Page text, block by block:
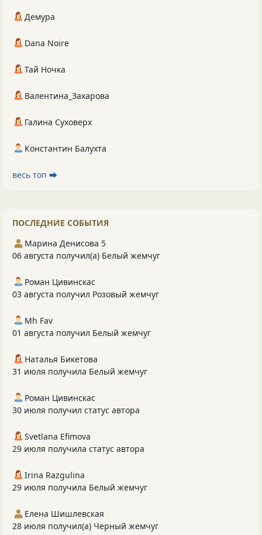
Демура
Dana Noire
Тай Ночка
Валентина_Захарова
Галина Суховерх
Константин Балухта
весь топ ⮕
ПОСЛЕДНИЕ СОБЫТИЯ
Марина Денисова 5
06 августа получил(а) Белый жемчуг
Роман Цивинскас
03 августа получил Розовый жемчуг
Mh Fav
01 августа получил Белый жемчуг
Наталья Бикетова
31 июля получила Белый жемчуг
Роман Цивинскас
30 июля получил статус автора
Svetlana Efimova
29 июля получила статус автора
Irina Razgulina
29 июля получила Белый жемчуг
Елена Шишлевская
28 июля получил(а) Черный жемчуг